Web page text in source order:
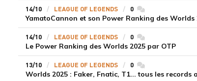
14/10 LEAGUE OF LEGENDS 0 commentaires
YamatoCannon et son Power Ranking des Worlds
14/10 LEAGUE OF LEGENDS 0 commentaires
Le Power Ranking des Worlds 2025 par OTP
13/10 LEAGUE OF LEGENDS 0 commentaires
Worlds 2025 : Faker, Fnatic, T1... tous les records